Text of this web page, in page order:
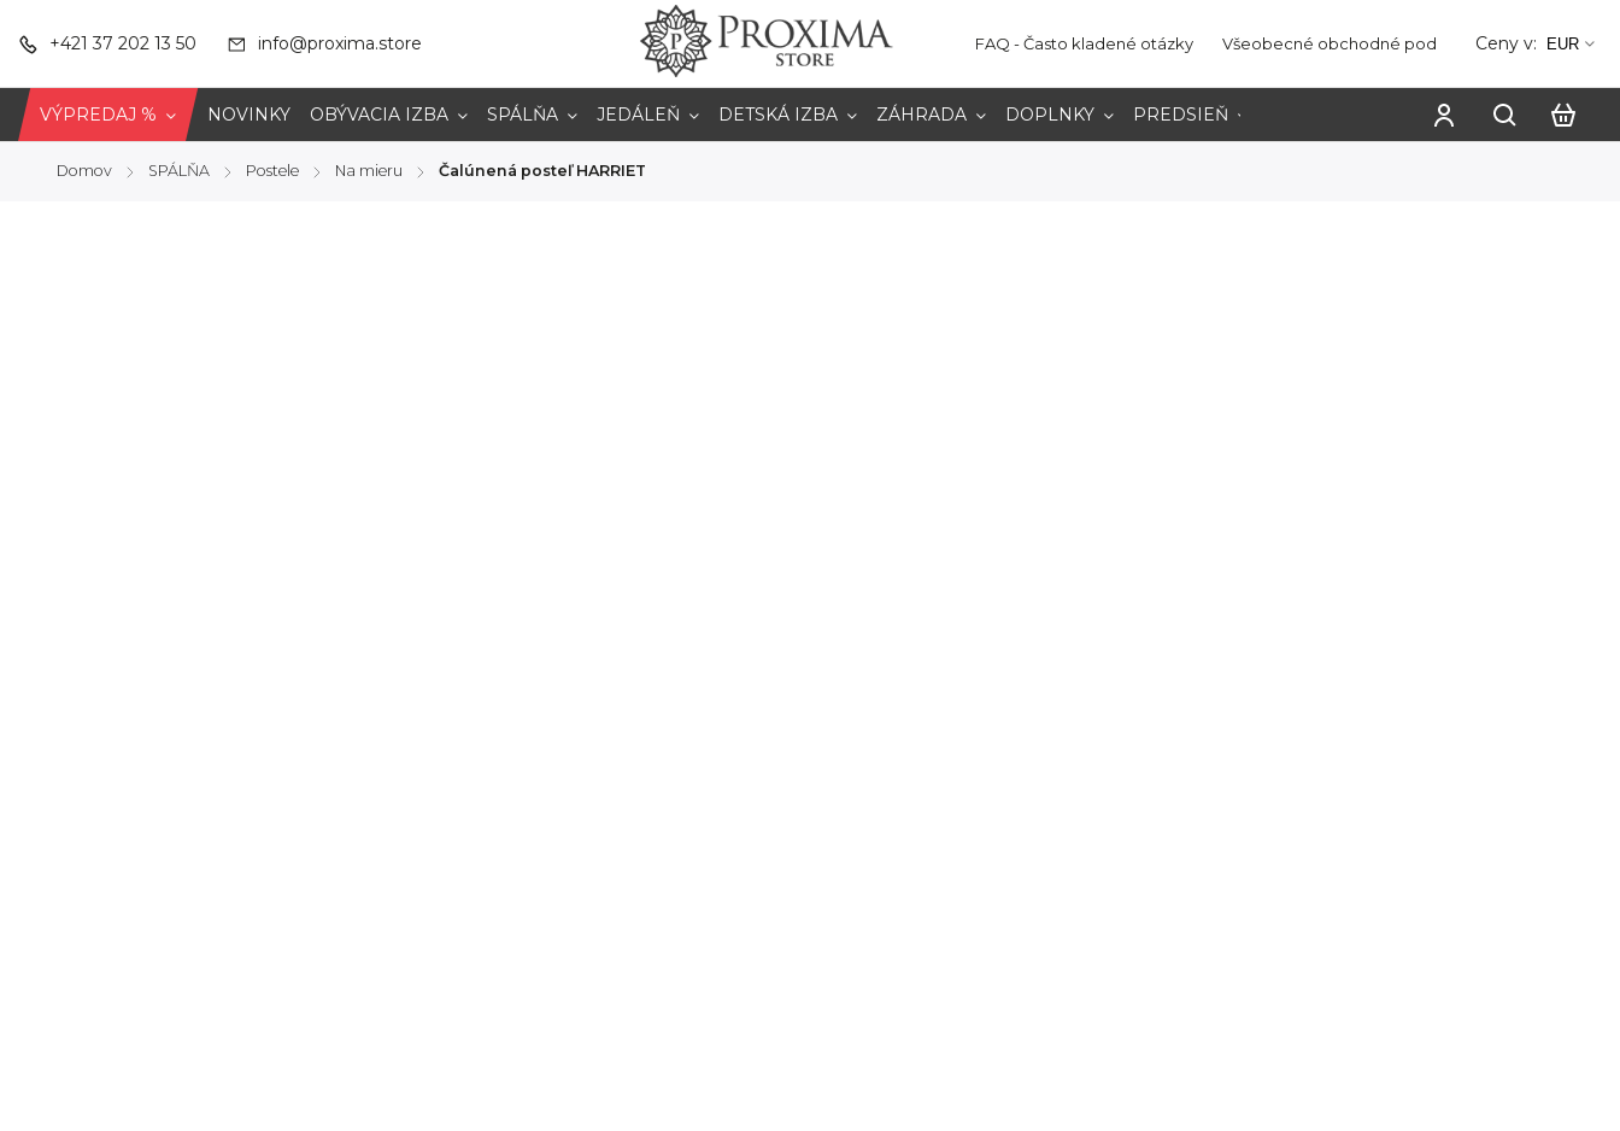
+421 37 202 13 50 info@proxima.store FAQ - Často kladené otázky Všeobecné obchodné podmienky Ochrana
Ceny v: EUR
VÝPREDAJ % NOVINKY OBÝVACIA IZBA SPÁLŇA JEDÁLEŇ DETSKÁ IZBA ZÁHRADA DOPLNKY PREDSIEŇ
Domov / SPÁLŇA / Postele / Na mieru / Čalúnená posteľ HARRIET